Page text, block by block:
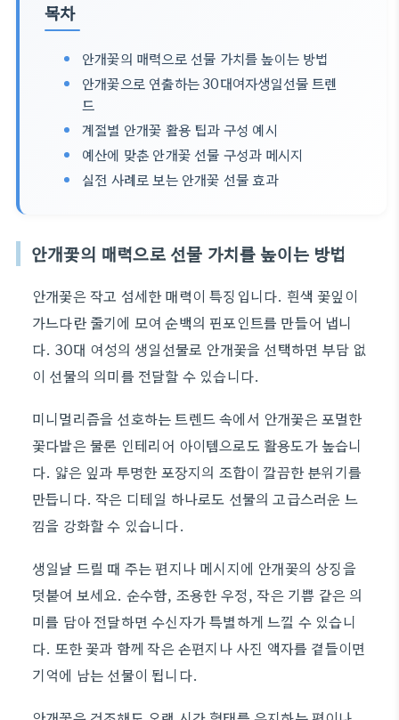
목차
안개꽃의 매력으로 선물 가치를 높이는 방법
안개꽃으로 연출하는 30대여자생일선물 트렌
드
계절별 안개꽃 활용 팁과 구성 예시
예산에 맞춘 안개꽃 선물 구성과 메시지
실전 사례로 보는 안개꽃 선물 효과
안개꽃의 매력으로 선물 가치를 높이는 방법
안개꽃은 작고 섬세한 매력이 특징입니다. 흰색 꽃잎이
가느다란 줄기에 모여 순백의 핀포인트를 만들어 냅니
다. 30대 여성의 생일선물로 안개꽃을 선택하면 부담 없
이 선물의 의미를 전달할 수 있습니다.
미니멀리즘을 선호하는 트렌드 속에서 안개꽃은 포멀한
꽃다발은 물론 인테리어 아이템으로도 활용도가 높습니
다. 얇은 잎과 투명한 포장지의 조합이 깔끔한 분위기를
만듭니다. 작은 디테일 하나로도 선물의 고급스러운 느
낌을 강화할 수 있습니다.
생일날 드릴 때 주는 편지나 메시지에 안개꽃의 상징을
덧붙여 보세요. 순수함, 조용한 우정, 작은 기쁨 같은 의
미를 담아 전달하면 수신자가 특별하게 느낄 수 있습니
다. 또한 꽃과 함께 작은 손편지나 사진 액자를 곁들이면
기억에 남는 선물이 됩니다.